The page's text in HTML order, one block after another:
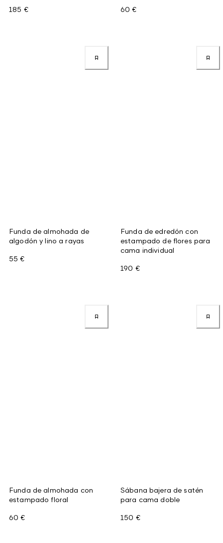
185 € 60 €
Funda de almohada de
algodón y lino a rayas
55 €
Funda de edredón con
estampado de flores para
cama individual
190 €
Funda de almohada con
estampado floral
60 €
Sábana bajera de satén
para cama doble
150 €